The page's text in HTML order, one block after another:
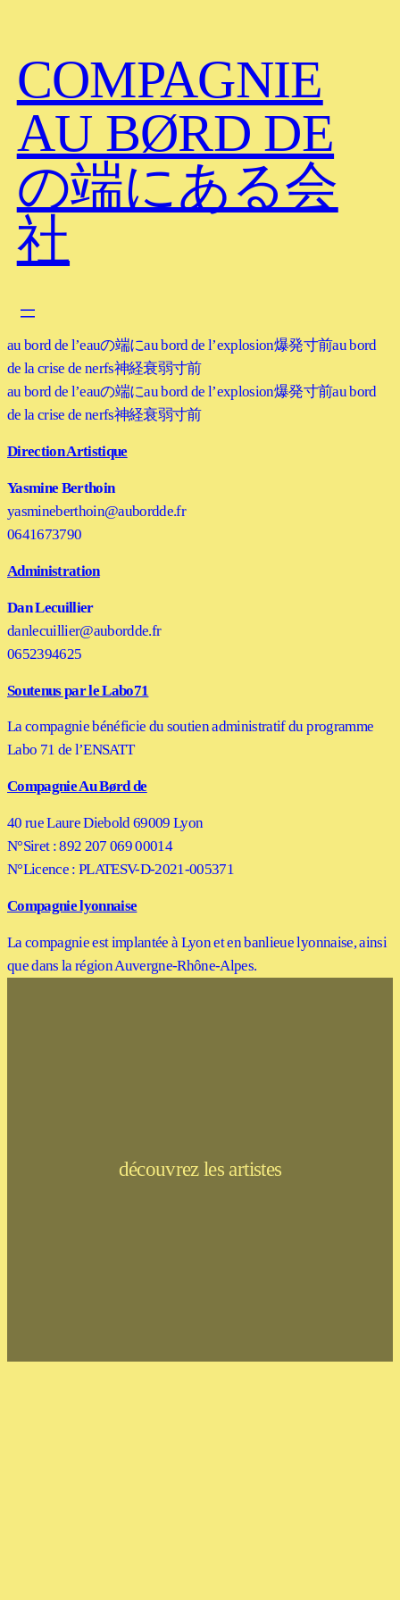
COMPAGNIE
AU BØRD DE
の端にある会
社
au bord de l’eauの端にau bord de l’explosion爆発寸前au bord
de la crise de nerfs神経衰弱寸前
au bord de l’eauの端にau bord de l’explosion爆発寸前au bord
de la crise de nerfs神経衰弱寸前
Direction Artistique
Yasmine Berthoin
yasmineberthoin@aubordde.fr
0641673790
Administration
Dan Lecuillier
danlecuillier@aubordde.fr
0652394625
Soutenus par le Labo71
La compagnie bénéficie du soutien administratif du programme
Labo 71 de l’ENSATT
Compagnie Au Børd de
40 rue Laure Diebold 69009 Lyon
N°Siret : 892 207 069 00014
N°Licence : PLATESV-D-2021-005371
Compagnie lyonnaise
La compagnie est implantée à Lyon et en banlieue lyonnaise, ainsi
que dans la région Auvergne-Rhône-Alpes.
découvrez les artistes